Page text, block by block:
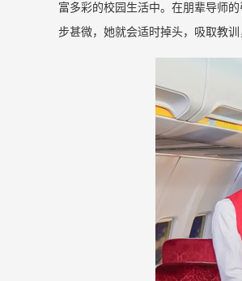
富多彩的校园生活中。在朋辈导师
步甚微，她就会适时掉头，吸取教